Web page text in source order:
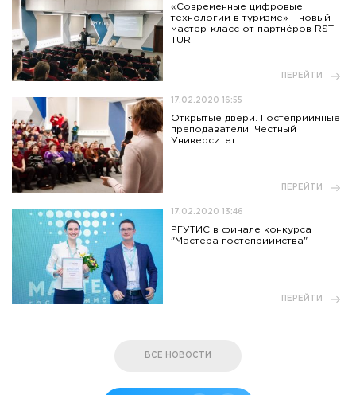
«Современные цифровые
технологии в туризме» - новый
мастер-класс от партнёров RST-
TUR
ПЕРЕЙТИ
17.02.2020 16:55
Открытые двери. Гостеприимные
преподаватели. Честный
Университет
ПЕРЕЙТИ
17.02.2020 13:46
РГУТИС в финале конкурса
"Мастера гостеприимства"
ПЕРЕЙТИ
ВСЕ НОВОСТИ